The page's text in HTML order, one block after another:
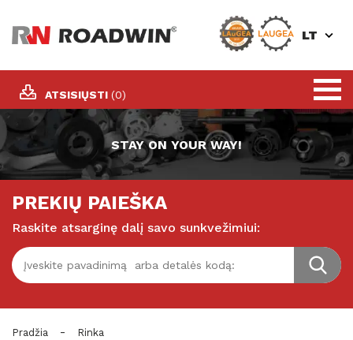
ATSISIŲSTI (0)
LT
STAY ON YOUR WAY!
PREKIŲ PAIEŠKA
Raskite atsarginę dalį savo sunkvežimiui:
Pradžia - Rinka